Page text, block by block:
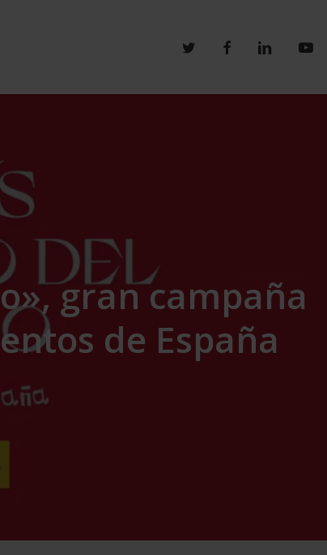
twitter facebooklinkedin youtube
gran campaña
de España